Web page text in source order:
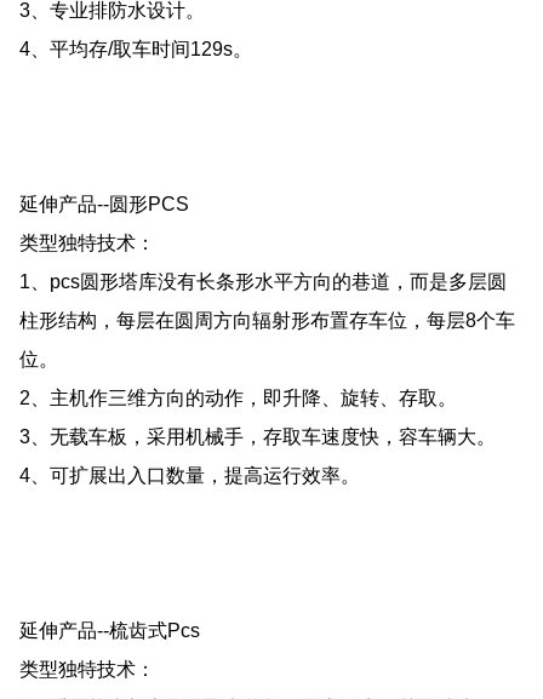
3、专业排防水设计。
4、平均存/取车时间129s。
延伸产品--圆形PCS
类型独特技术：
2、主机作三维方向的动作，即升降、旋转、存取。
3、无载车板，采用机械手，存取车速度快，容车辆大。